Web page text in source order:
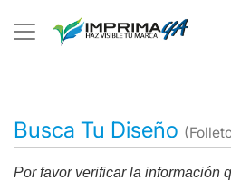
Busca Tu Diseño
Por favor verificar la información